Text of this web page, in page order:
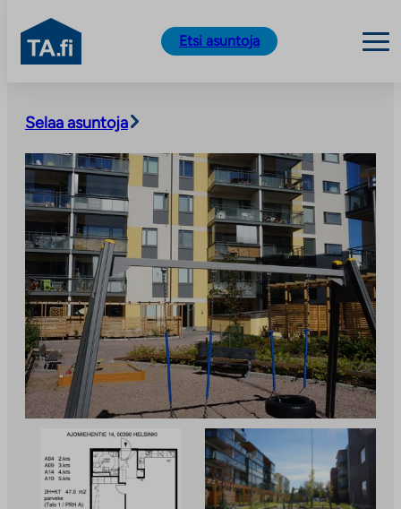
sisältöön
TA.fi
Etsi asuntoja
Selaa asuntoja